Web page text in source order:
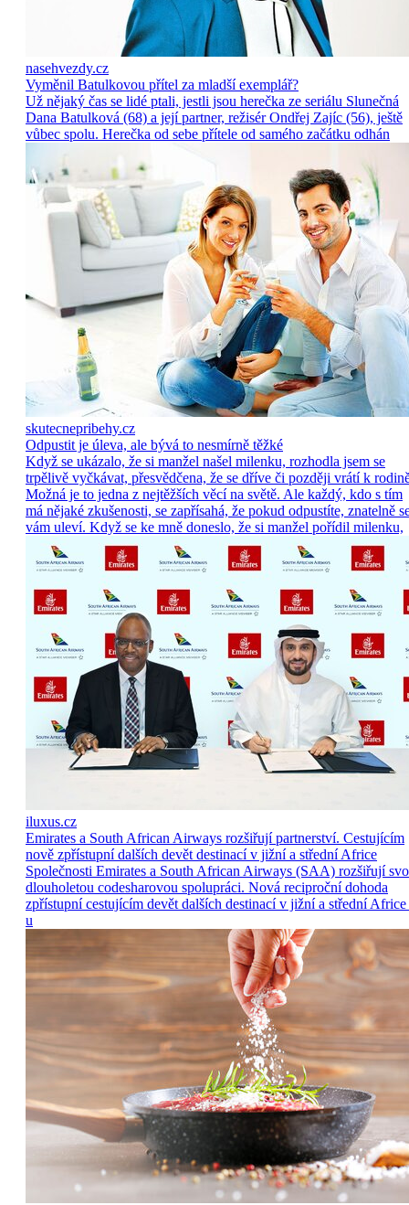
nasehvezdy.cz
Vyměnil Batulkovou přítel za mladší exemplář?
Už nějaký čas se lidé ptali, jestli jsou herečka ze seriálu Slunečná
Dana Batulková (68) a její partner, režisér Ondřej Zajíc (56), ještě
vůbec spolu. Herečka od sebe přítele od samého začátku odhán
skutecnepribehy.cz
Odpustit je úleva, ale bývá to nesmírně těžké
Když se ukázalo, že si manžel našel milenku, rozhodla jsem se
trpělivě vyčkávat, přesvědčena, že se dříve či později vrátí k
Možná je to jedna z nejtěžších věcí na světě. Ale každý, kdo s tím
má nějaké zkušenosti, se zapřísahá, že pokud odpustíte, znatelně
vám uleví. Když se ke mně doneslo, že si manžel pořídil milenku,
iluxus.cz
Emirates a South African Airways rozšiřují partnerství. Cestujícím
nově zpřístupní dalších devět destinací v jižní a střední Africe
Společnosti Emirates a South African Airways (SAA) rozšiřují
dlouholetou codesharovou spolupráci. Nová reciproční dohoda
zpřístupní cestujícím devět dalších destinací v jižní a střední Africe
u